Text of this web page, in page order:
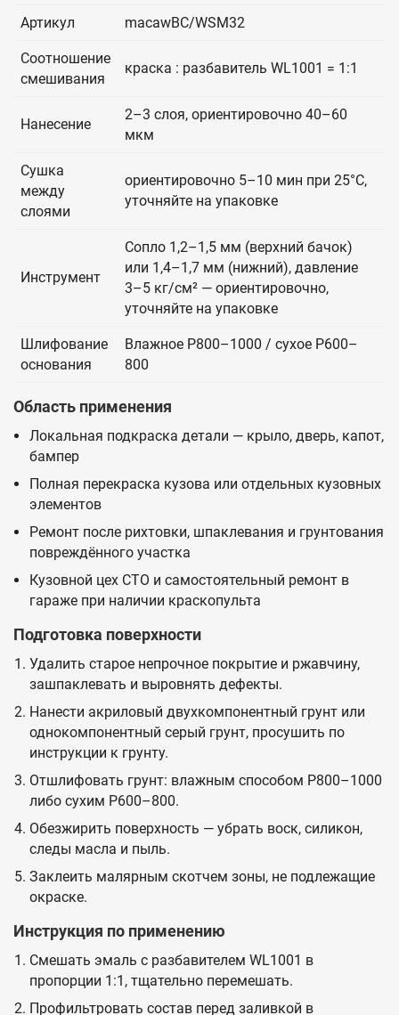
Артикул macawBC/WSM32
Соотношение
смешивания
краска : разбавитель WL1001 = 1:1
Нанесение
2–3 слоя, ориентировочно 40–60
мкм
Сушка
между
слоями
ориентировочно 5–10 мин при 25°C,
уточняйте на упаковке
Инструмент
Сопло 1,2–1,5 мм (верхний бачок)
или 1,4–1,7 мм (нижний), давление
3–5 кг/см² — ориентировочно,
уточняйте на упаковке
Шлифование
основания
Влажное P800–1000 / сухое P600–
800
Область применения
Локальная подкраска детали — крыло, дверь, капот,
бампер
Полная перекраска кузова или отдельных кузовных
элементов
Ремонт после рихтовки, шпаклевания и грунтования
повреждённого участка
Кузовной цех СТО и самостоятельный ремонт в
гараже при наличии краскопульта
Подготовка поверхности
Удалить старое непрочное покрытие и ржавчину,
зашпаклевать и выровнять дефекты.
Нанести акриловый двухкомпонентный грунт или
однокомпонентный серый грунт, просушить по
инструкции к грунту.
Отшлифовать грунт: влажным способом P800–1000
либо сухим P600–800.
Обезжирить поверхность — убрать воск, силикон,
следы масла и пыль.
Заклеить малярным скотчем зоны, не подлежащие
окраске.
Инструкция по применению
Смешать эмаль с разбавителем WL1001 в
пропорции 1:1, тщательно перемешать.
Профильтровать состав перед заливкой в